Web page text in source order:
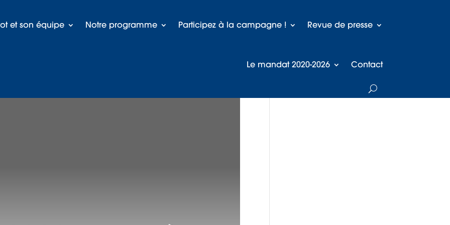
et son équipe Notre programme Participez à la campagne ! Revue de presse
Le mandat 2020-2026 Contact